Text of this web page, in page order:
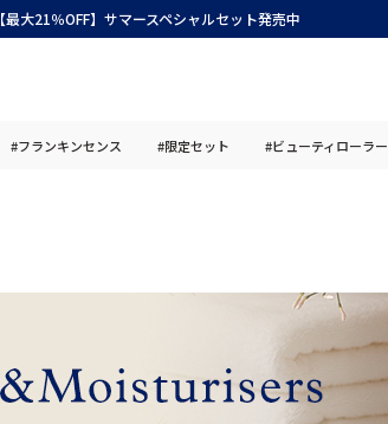
【最大21％OFF】サマースペシャルセット発売中
#フランキンセンス #限定セット #ビューティローラー